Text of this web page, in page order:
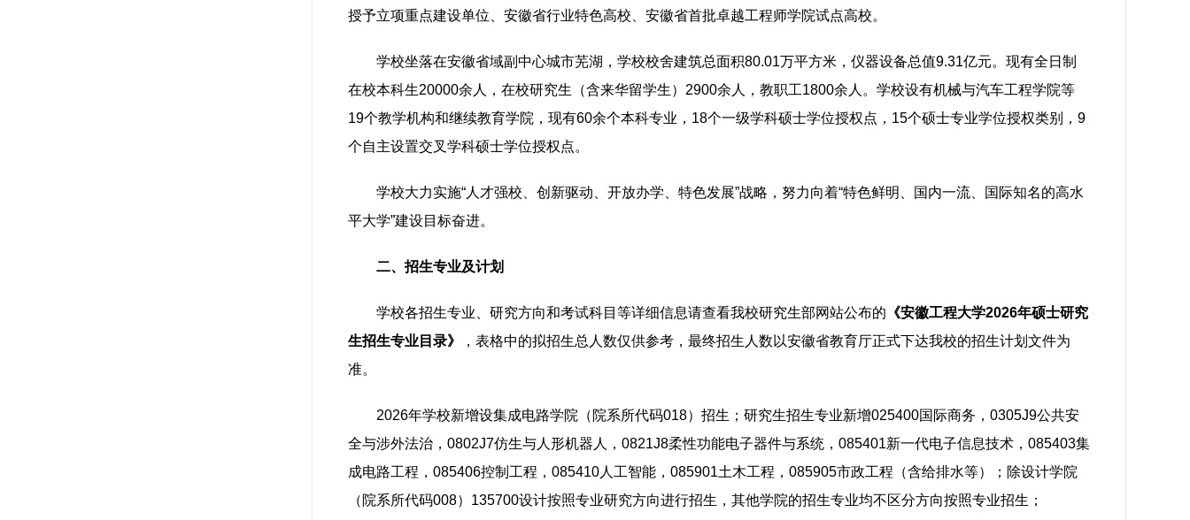
授予立项重点建设单位、安徽省行业特色高校、安徽省首批卓越工程师学院试点高校。
学校坐落在安徽省域副中心城市芜湖，学校校舍建筑总面积80.01万平方米，仪器设备总值9.31亿元。现有全日制
在校本科生20000余人，在校研究生（含来华留学生）2900余人，教职工1800余人。学校设有机械与汽车工程学院等
19个教学机构和继续教育学院，现有60余个本科专业，18个一级学科硕士学位授权点，15个硕士专业学位授权类别，9
个自主设置交叉学科硕士学位授权点。
学校大力实施“人才强校、创新驱动、开放办学、特色发展”战略，努力向着“特色鲜明、国内一流、国际知名的高水
平大学”建设目标奋进。
二、招生专业及计划
学校各招生专业、研究方向和考试科目等详细信息请查看我校研究生部网站公布的 《安徽工程大学2026年硕士研究
生招生专业目录》
，表格中的拟招生总人数仅供参考，最终招生人数以安徽省教育厅正式下达我校的招生计划文件为
准。
2026年学校新增设集成电路学院（院系所代码018）招生；研究生招生专业新增025400国际商务，0305J9公共安
全与涉外法治，0802J7仿生与人形机器人，0821J8柔性功能电子器件与系统，085401新一代电子信息技术，085403集
成电路工程，085406控制工程，085410人工智能，085901土木工程，085905市政工程（含给排水等）；除设计学院
（院系所代码008）135700设计按照专业研究方向进行招生，其他学院的招生专业均不区分方向按照专业招生；